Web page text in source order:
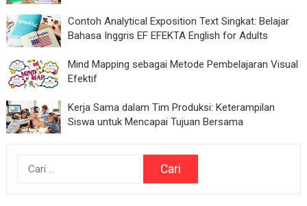
Contoh Analytical Exposition Text Singkat: Belajar
Bahasa Inggris EF EFEKTA English for Adults
Mind Mapping sebagai Metode Pembelajaran Visual
Efektif
Kerja Sama dalam Tim Produksi: Keterampilan
Siswa untuk Mencapai Tujuan Bersama
Cari